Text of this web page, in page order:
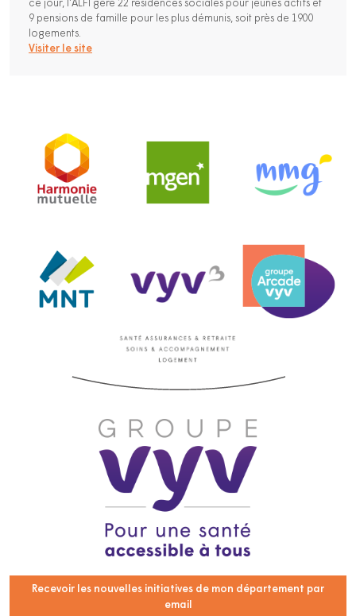
ce jour, l’ALFI gère 22 résidences sociales pour jeunes actifs et
9 pensions de famille pour les plus démunis, soit près de 1900
logements.
Visiter le site
Recevoir les nouvelles initiatives de mon département par
email